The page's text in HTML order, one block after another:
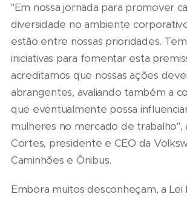
"Em nossa jornada para promover
diversidade no ambiente
estão entre nossas prioridades.
iniciativas para fomentar esta
acreditamos que nossas ações
abrangentes, avaliando também a
que eventualmente possa
mulheres no mercado de
Cortes, presidente e CEO da
Caminhões e Ônibus.
Embora muitos desconheçam, a Lei